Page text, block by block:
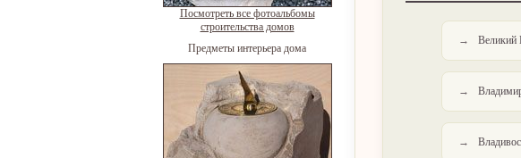
Посмотреть все фотоальбомы
строительства домов
Предметы интерьера дома
Великий